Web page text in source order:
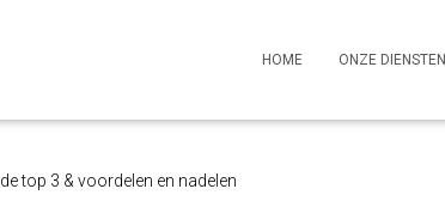
HOME ONZE DIENSTEN
top 3 & voordelen en nadelen